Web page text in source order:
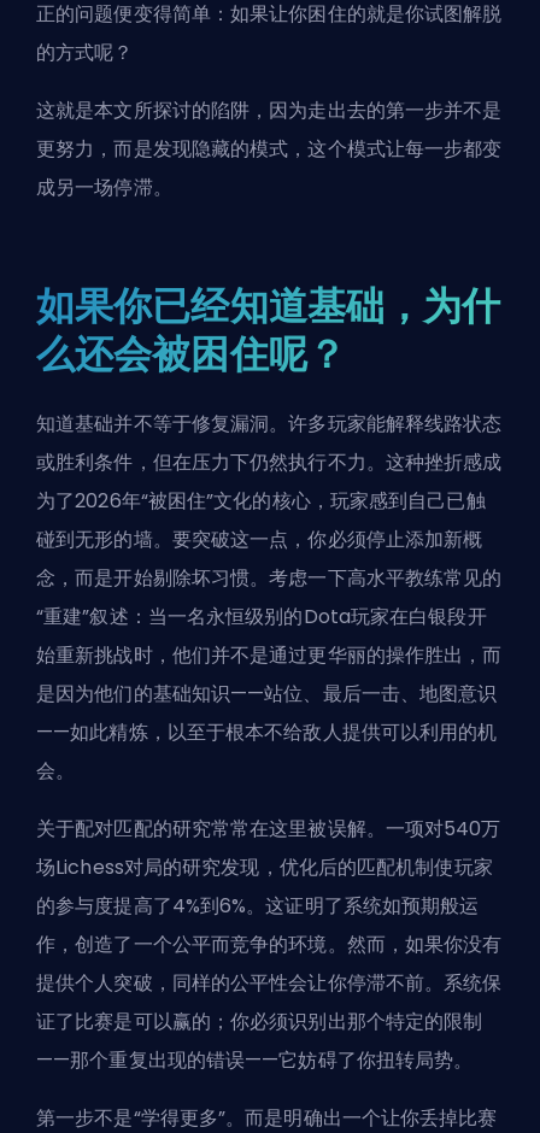
正的问题便变得简单：如果让你困住的就是你试图解脱
的方式呢？
这就是本文所探讨的陷阱，因为走出去的第一步并不是
更努力，而是发现隐藏的模式，这个模式让每一步都变
成另一场停滞。
如果你已经知道基础，为什
么还会被困住呢？
知道基础并不等于修复漏洞。许多玩家能解释线路状态
或胜利条件，但在压力下仍然执行不力。这种挫折感成
为了2026年“被困住”文化的核心，玩家感到自己已触
碰到无形的墙。要突破这一点，你必须停止添加新概
念，而是开始剔除坏习惯。考虑一下高水平教练常见的
“重建”叙述：当一名永恒级别的Dota玩家在白银段开
始重新挑战时，他们并不是通过更华丽的操作胜出，而
是因为他们的基础知识——站位、最后一击、地图意识
——如此精炼，以至于根本不给敌人提供可以利用的机
会。
关于配对匹配的研究常常在这里被误解。一项对540万
场Lichess对局的研究发现，优化后的匹配机制使玩家
的参与度提高了4%到6%。这证明了系统如预期般运
作，创造了一个公平而竞争的环境。然而，如果你没有
提供个人突破，同样的公平性会让你停滞不前。系统保
证了比赛是可以赢的；你必须识别出那个特定的限制
——那个重复出现的错误——它妨碍了你扭转局势。
第一步不是“学得更多”。而是明确出一个让你丢掉比赛